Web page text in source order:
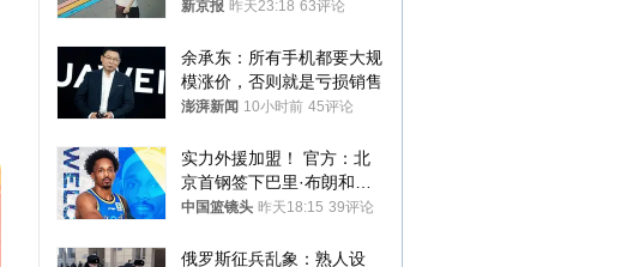
想到山里旅行
新京报 昨天23:18 63评论
余承东：所有手机都要大规
模涨价，否则就是亏损销售
澎湃新闻 10小时前 45评论
实力外援加盟！ 官方：北
京首钢签下巴里·布朗和桑
普森
中国篮镜头 昨天18:15 39评论
俄罗斯征兵乱象：熟人设